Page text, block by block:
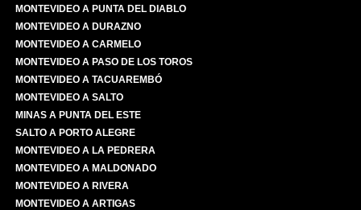
MONTEVIDEO A PUNTA DEL DIABLO
MONTEVIDEO A DURAZNO
MONTEVIDEO A CARMELO
MONTEVIDEO A PASO DE LOS TOROS
MONTEVIDEO A TACUAREMBÓ
MONTEVIDEO A SALTO
MINAS A PUNTA DEL ESTE
SALTO A PORTO ALEGRE
MONTEVIDEO A LA PEDRERA
MONTEVIDEO A MALDONADO
MONTEVIDEO A RIVERA
MONTEVIDEO A ARTIGAS